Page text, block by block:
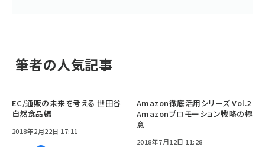
筆者の人気記事
EC/通販の未来を考える 世田谷
自然食品編
2018年2月22日 17:11
Amazon徹底活用シリーズ Vol.2
Amazonプロモーション戦略の極
意
2018年7月12日 11:28